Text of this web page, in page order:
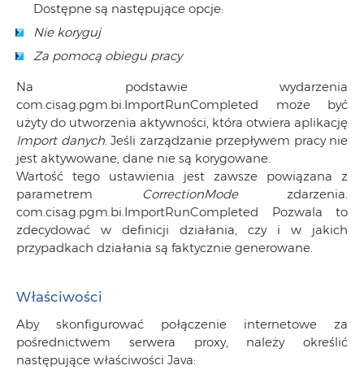
Dostępne są następujące opcje:
Nie koryguj
Za pomocą obiegu pracy
Na podstawie wydarzenia
com.cisag.pgm.bi.ImportRunCompleted może być
użyty do utworzenia aktywności, która otwiera aplikację
Import danych. Jeśli zarządzanie przepływem pracy nie
jest aktywowane, dane nie są korygowane.
Wartość tego ustawienia jest zawsze powiązana z
parametrem CorrectionModezdarzenia.
com.cisag.pgm.bi.ImportRunCompleted Pozwala to
zdecydować w definicji działania, czy i w jakich
przypadkach działania są faktycznie generowane.
Właściwości
Aby skonfigurować połączenie internetowe za
pośrednictwem serwera proxy, należy określić
następujące właściwości Java: